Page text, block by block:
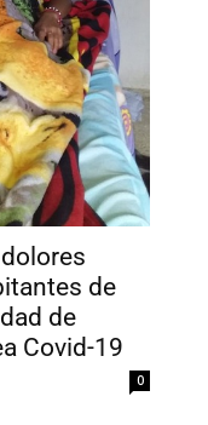
de
de
Covid-19
0